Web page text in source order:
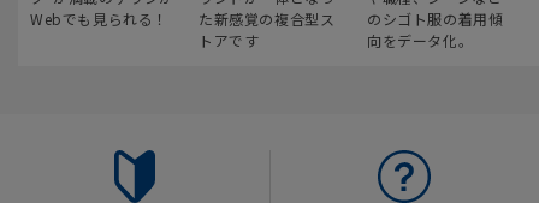
Webでも見られる！
た新感覚の複合型ス
トアです
のシゴト服の着用傾
向をデータ化。